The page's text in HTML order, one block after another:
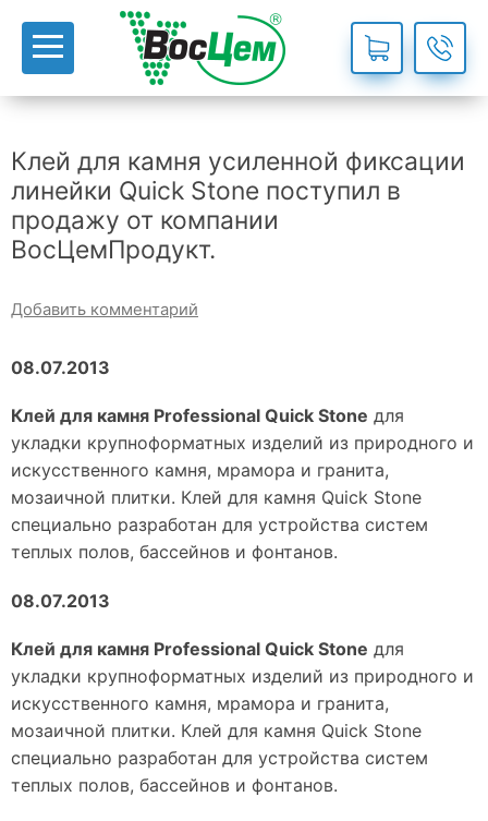
Клей для камня усиленной фиксации
линейки Quick Stone поступил в
продажу от компании
ВосЦемПродукт.
Добавить комментарий
08.07.2013
Клей для камня Professional Quick Stone для
укладки крупноформатных изделий из природного и
искусственного камня, мрамора и гранита,
мозаичной плитки. Клей для камня Quick Stone
специально разработан для устройства систем
теплых полов, бассейнов и фонтанов.
08.07.2013
Клей для камня Professional Quick Stone для
укладки крупноформатных изделий из природного и
искусственного камня, мрамора и гранита,
мозаичной плитки. Клей для камня Quick Stone
специально разработан для устройства систем
теплых полов, бассейнов и фонтанов.